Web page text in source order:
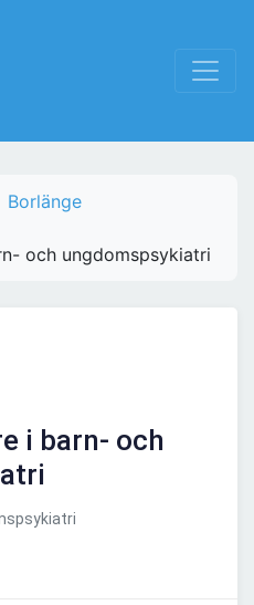
Borlänge
och ungdomspsykiatri
i barn- och